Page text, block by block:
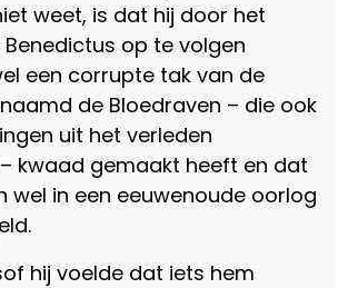
weet, is dat hij door het
op te volgen
een corrupte tak van de
de Bloedraven – die ook
uit het verleden
kwaad gemaakt heeft en dat
wel in een eeuwenoude oorlog
hij voelde dat iets hem